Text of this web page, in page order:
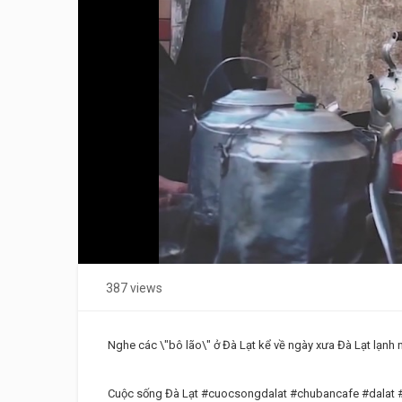
387 views
Nghe các \"bô lão\" ở Đà Lạt kể về ngày xưa Đà Lạt lạnh
Cuộc sống Đà Lạt #cuocsongdalat #chubancafe #dalat